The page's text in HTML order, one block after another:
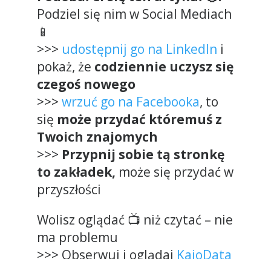
Podziel się nim w Social Mediach
📱
>>> udostępnij go na LinkedIn i
pokaż, że codziennie uczysz się
czegoś nowego
>>> wrzuć go na Facebooka, to
się może przydać któremuś z
Twoich znajomych
>>> Przypnij sobie tą stronkę
to zakładek, może się przydać w
przyszłości
Wolisz oglądać 📺 niż czytać – nie
ma problemu
>>> Obserwuj i oglądaj KajoData